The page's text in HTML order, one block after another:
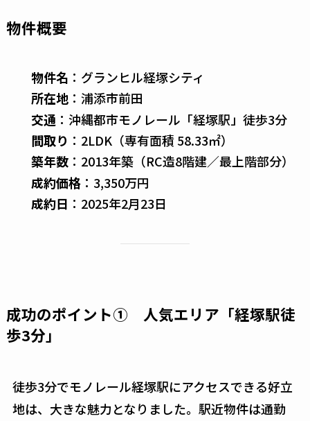
物件概要
物件名 ：グランヒル経塚シティ
所在地：浦添市前田
交通 ：沖縄都市モノレール「経塚駅」徒歩3分
間取り ：2LDK（専有面積 58.33㎡）
築年数：2013年築（RC造8階建／最上階部分）
成約価格：3,350万円
成約日 ：2025年2月23日
成功のポイント① 人気エリア「経塚駅徒
歩3分」
徒歩3分でモノレール経塚駅にアクセスできる好立
地は、大きな魅力となりました。駅近物件は通勤